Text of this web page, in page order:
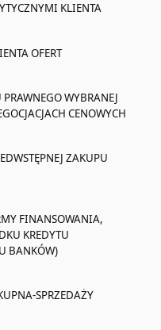
KLIENTA
OFERT
WYBRANEJ
CENOWYCH
ZAKUPU
FINANSOWANIA,
KREDYTU
BANKÓW)
SPRZEDAŻY